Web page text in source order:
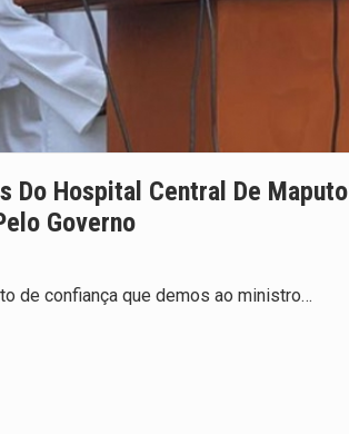
que chegaram…
Do Hospital Central De Maputo
Governo
de confiança que demos ao ministro…